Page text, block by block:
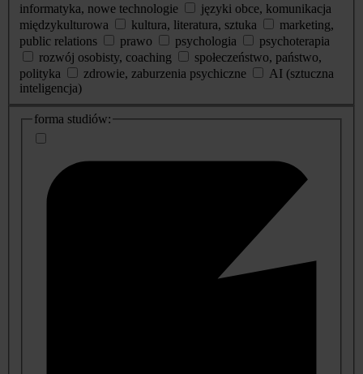
informatyka, nowe technologie
języki obce, komunikacja
międzykulturowa
kultura, literatura, sztuka
marketing,
public relations
prawo psychologia
psychoterapia
rozwój osobisty, coaching
społeczeństwo, państwo,
polityka
zdrowie, zaburzenia psychiczne
AI (sztuczna
inteligencja)
dodatkowe
informacje
forma studiów: